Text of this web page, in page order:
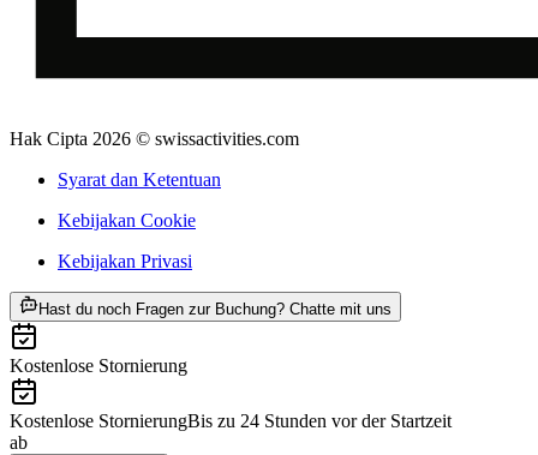
Hak Cipta 2026 © swissactivities.com
Syarat dan Ketentuan
Kebijakan Cookie
Kebijakan Privasi
Hast du noch Fragen zur Buchung? Chatte mit uns
Kostenlose Stornierung
Kostenlose StornierungBis zu 24 Stunden vor der Startzeit
ab